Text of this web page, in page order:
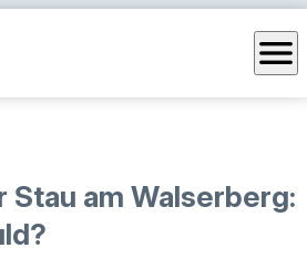
menu
Stau am Walserberg: